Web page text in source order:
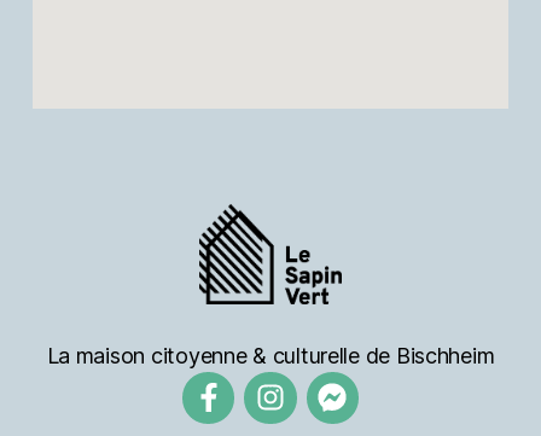
La maison citoyenne & culturelle de Bischheim